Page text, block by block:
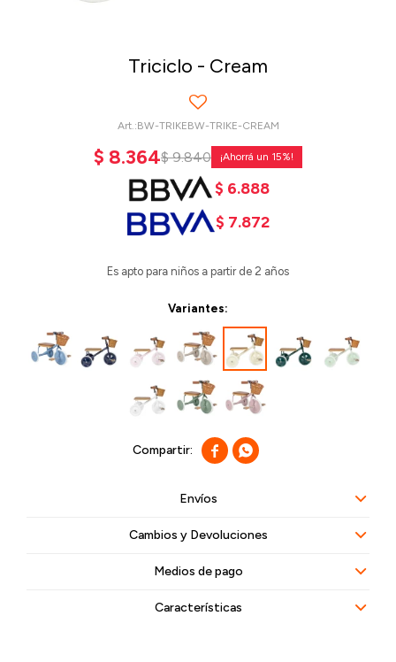
Triciclo - Cream
BW-TRIKEBW-TRIKE-CREAM
$ 8.364$ 9.840 15
$ 6.888
$ 7.872
Es apto para niños a partir de 2 años
Variantes:
 
Envíos
Cambios y Devoluciones
Medios de pago
Características